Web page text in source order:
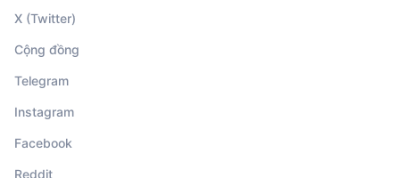
X (Twitter)
Cộng đồng
Telegram
Instagram
Facebook
Reddit